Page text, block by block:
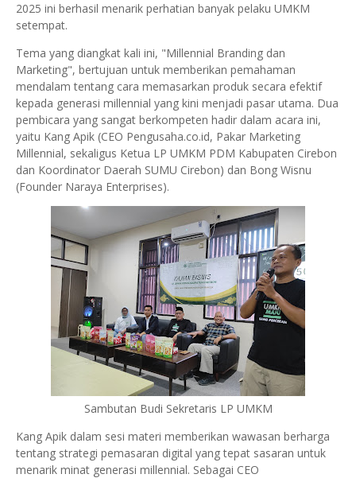
2025 ini berhasil menarik perhatian banyak pelaku UMKM
setempat.
Tema yang diangkat kali ini, "Millennial Branding dan
Marketing", bertujuan untuk memberikan pemahaman
mendalam tentang cara memasarkan produk secara efektif
kepada generasi millennial yang kini menjadi pasar utama. Dua
pembicara yang sangat berkompeten hadir dalam acara ini,
yaitu Kang Apik (CEO Pengusaha.co.id, Pakar Marketing
Millennial, sekaligus Ketua LP UMKM PDM Kabupaten Cirebon
dan Koordinator Daerah SUMU Cirebon) dan Bong Wisnu
(Founder Naraya Enterprises).
Sambutan Budi Sekretaris LP UMKM
Kang Apik dalam sesi materi memberikan wawasan berharga
tentang strategi pemasaran digital yang tepat sasaran untuk
menarik minat generasi millennial. Sebagai CEO